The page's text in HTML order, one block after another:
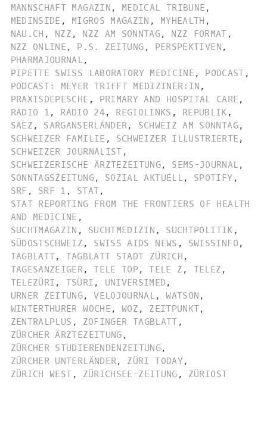
MANNSCHAFT MAGAZIN , MEDICAL TRIBUNE ,
MEDINSIDE , MIGROS MAGAZIN , MYHEALTH ,
NAU.CH , NZZ , NZZ AM SONNTAG, NZZ FORMAT ,
NZZ ONLINE , P.S. ZEITUNG , PERSPEKTIVEN ,
PHARMAJOURNAL ,
PIPETTE SWISS LABORATORY MEDICINE , PODCAST ,
PODCAST: MEYER TRIFFT MEDIZINER:IN ,
PRAXISDEPESCHE , PRIMARY AND HOSPITAL CARE ,
RADIO 1 , RADIO 24, REGIOLINKS , REPUBLIK ,
SAEZ , SARGANSERLÄNDER, SCHWEIZ AM SONNTAG,
SCHWEIZER FAMILIE , SCHWEIZER ILLUSTRIERTE ,
SCHWEIZER JOURNALIST ,
SCHWEIZERISCHE ÄRZTEZEITUNG, SEMS-JOURNAL ,
SONNTAGSZEITUNG, SOZIAL AKTUELL , SPOTIFY ,
SRF , SRF 1 , STAT,
STAT REPORTING FROM THE FRONTIERS OF HEALTH
AND MEDICINE ,
SUCHTMAGAZIN , SUCHTMEDIZIN , SUCHTPOLITIK ,
SÜDOSTSCHWEIZ , SWISS AIDS NEWS , SWISSINFO ,
TAGBLATT, TAGBLATT STADT ZÜRICH ,
TAGESANZEIGER, TELE TOP, TELE Z , TELEZ ,
TELEZÜRI , TSÜRI , UNIVERSIMED ,
URNER ZEITUNG, VELOJOURNAL , WATSON ,
WINTERTHURER WOCHE , WOZ , ZEITPUNKT,
ZENTRALPLUS , ZOFINGER TAGBLATT ,
ZÜRCHER ÄRZTEZEITUNG ,
ZÜRCHER STUDIERENDENZEITUNG,
ZÜRCHER UNTERLÄNDER, ZÜRI TODAY,
ZÜRICH WEST , ZÜRICHSEE-ZEITUNG , ZÜRIOST